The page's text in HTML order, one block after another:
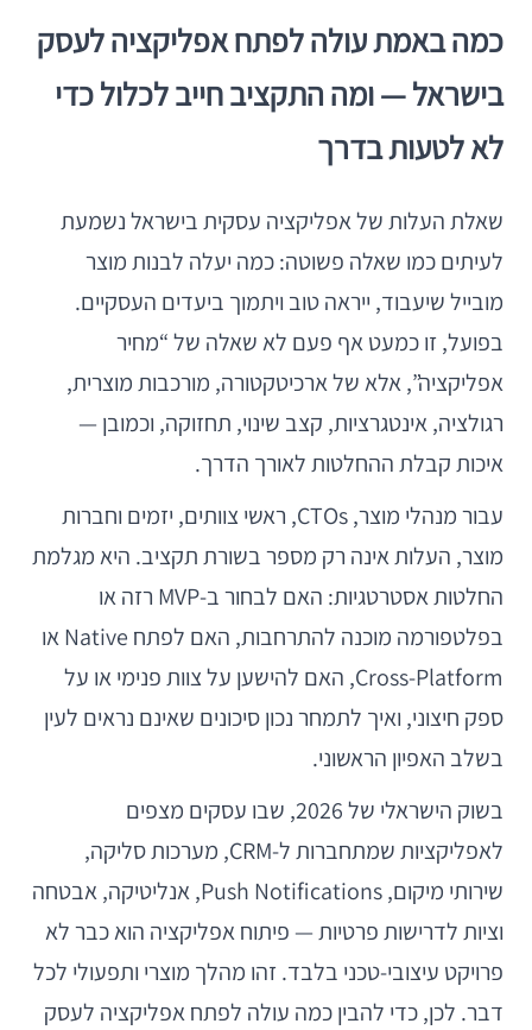
כמה באמת עולה לפתח אפליקציה לעסק
בישראל — ומה התקציב חייב לכלול כדי
לא לטעות בדרך
שאלת העלות של אפליקציה עסקית בישראל נשמעת
לעיתים כמו שאלה פשוטה: כמה יעלה לבנות מוצר
מובייל שיעבוד, ייראה טוב ויתמוך ביעדים העסקיים.
בפועל, זו כמעט אף פעם לא שאלה של “מחיר
אפליקציה”, אלא של ארכיטקטורה, מורכבות מוצרית,
רגולציה, אינטגרציות, קצב שינוי, תחזוקה, וכמובן —
איכות קבלת ההחלטות לאורך הדרך.
עבור מנהלי מוצר, CTOs, ראשי צוותים, יזמים וחברות
מוצר, העלות אינה רק מספר בשורת תקציב. היא מגלמת
החלטות אסטרטגיות: האם לבחור ב-MVP רזה או
בפלטפורמה מוכנה להתרחבות, האם לפתח Native או
Cross-Platform, האם להישען על צוות פנימי או על
ספק חיצוני, ואיך לתמחר נכון סיכונים שאינם נראים לעין
בשלב האפיון הראשוני.
בשוק הישראלי של 2026, שבו עסקים מצפים
לאפליקציות שמתחברות ל-CRM, מערכות סליקה,
שירותי מיקום, Push Notifications, אנליטיקה, אבטחה
וציות לדרישות פרטיות — פיתוח אפליקציה הוא כבר לא
פרויקט עיצובי-טכני בלבד. זהו מהלך מוצרי ותפעולי לכל
דבר. לכן, כדי להבין כמה עולה לפתח אפליקציה לעסק